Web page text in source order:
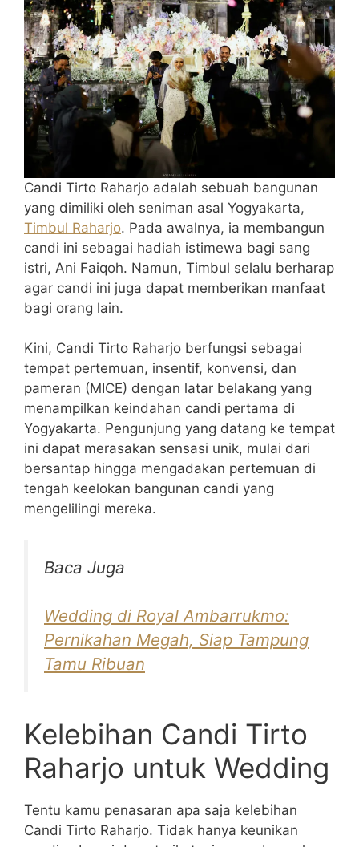
Candi Tirto Raharjo adalah sebuah bangunan
yang dimiliki oleh seniman asal Yogyakarta,
Timbul Raharjo. Pada awalnya, ia membangun
candi ini sebagai hadiah istimewa bagi sang
istri, Ani Faiqoh. Namun, Timbul selalu berharap
agar candi ini juga dapat memberikan manfaat
bagi orang lain.
Kini, Candi Tirto Raharjo berfungsi sebagai
tempat pertemuan, insentif, konvensi, dan
pameran (MICE) dengan latar belakang yang
menampilkan keindahan candi pertama di
Yogyakarta. Pengunjung yang datang ke tempat
ini dapat merasakan sensasi unik, mulai dari
bersantap hingga mengadakan pertemuan di
tengah keelokan bangunan candi yang
mengelilingi mereka.
Baca Juga
Wedding di Royal Ambarrukmo:
Pernikahan Megah, Siap Tampung
Tamu Ribuan
Kelebihan Candi Tirto
Raharjo untuk Wedding
Tentu kamu penasaran apa saja kelebihan
Candi Tirto Raharjo. Tidak hanya keunikan